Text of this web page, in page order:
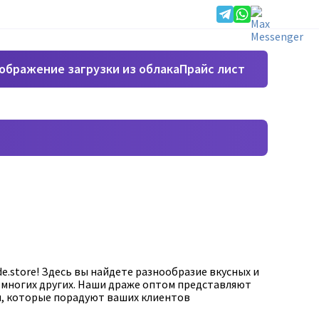
Прайс лист
Здесь вы найдете разнообразие вкусных и
других. Наши драже оптом представляют
которые порадуют ваших клиентов